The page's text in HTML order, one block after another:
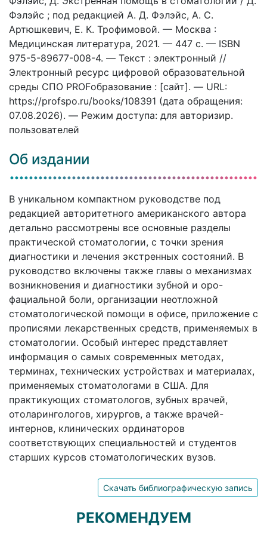
Фэлэйс ; под редакцией А. Д. Фэлэйс, А. С.
Артюшкевич, Е. К. Трофимовой. — Москва :
Медицинская литература, 2021. — 447 c. — ISBN
975-5-89677-008-4. — Текст : электронный //
Электронный ресурс цифровой образовательной
среды СПО PROFобразование : [сайт]. — URL:
https://profspo.ru/books/108391 (дата обращения:
07.08.2026). — Режим доступа: для авторизир.
пользователей
Об издании
В уникальном компактном руководстве под
редакцией авторитетного американского автора
детально рассмотрены все основные разделы
практической стоматологии, с точки зрения
диагностики и лечения экстренных состояний. В
руководство включены также главы о механизмах
возникновения и диагностики зубной и оро-
фациальной боли, организации неотложной
стоматологической помощи в офисе, приложение с
прописями лекарственных средств, применяемых в
стоматологии. Особый интерес представляет
информация о самых современных методах,
терминах, технических устройствах и материалах,
применяемых стоматологами в США. Для
практикующих стоматологов, зубных врачей,
отоларингологов, хирургов, а также врачей-
интернов, клинических ординаторов
соответствующих специальностей и студентов
старших курсов стоматологических вузов.
Скачать библиографическую запись
РЕКОМЕНДУЕМ